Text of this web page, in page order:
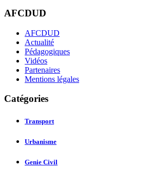
AFCDUD
AFCDUD
Actualité
Pédagogiques
Vidéos
Partenaires
Mentions légales
Catégories
Transport
Urbanisme
Genie Civil